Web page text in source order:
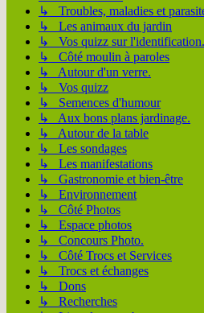
↳ Troubles, maladies et
↳ Les animaux du jardin
↳ Vos quizz sur l'identification.
↳ Côté moulin à paroles
↳ Autour d'un verre.
↳ Vos quizz
↳ Semences d'humour
↳ Aux bons plans jardinage.
↳ Autour de la table
↳ Les sondages
↳ Les manifestations
↳ Gastronomie et bien-être
↳ Environnement
↳ Côté Photos
↳ Espace photos
↳ Concours Photo.
↳ Côté Trocs et Services
↳ Trocs et échanges
↳ Dons
↳ Recherches